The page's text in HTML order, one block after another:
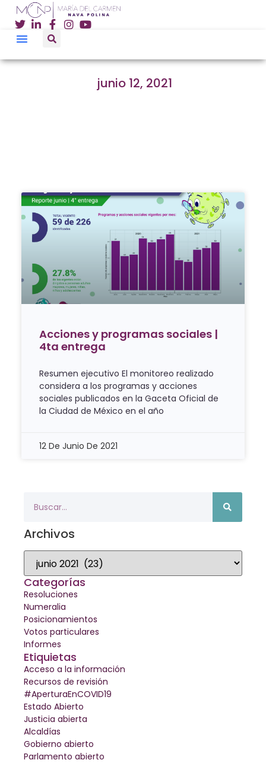
junio 12, 2021
Acciones y programas sociales |
4ta entrega
Resumen ejecutivo El monitoreo realizado
considera a los programas y acciones
sociales publicados en la Gaceta Oficial de
la Ciudad de México en el año
12 De Junio De 2021
Archivos
Categorías
Resoluciones
Numeralia
Posicionamientos
Votos particulares
Informes
Etiquietas
Acceso a la información
Recursos de revisión
#AperturaEnCOVID19
Estado Abierto
Justicia abierta
Alcaldías
Gobierno abierto
Parlamento abierto